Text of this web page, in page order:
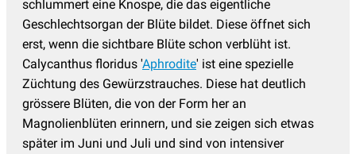
schlummert eine Knospe, die das eigentliche
Geschlechtsorgan der Blüte bildet. Diese öffnet sich
erst, wenn die sichtbare Blüte schon verblüht ist.
Calycanthus floridus 'Aphrodite' ist eine spezielle
Züchtung des Gewürzstrauches. Diese hat deutlich
grössere Blüten, die von der Form her an
Magnolienblüten erinnern, und sie zeigen sich etwas
später im Juni und Juli und sind von intensiver